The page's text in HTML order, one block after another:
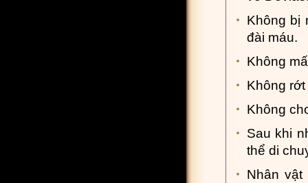
Không bị
đài máu.
Không
Không
Không
Sau khi
thể di
Nhân